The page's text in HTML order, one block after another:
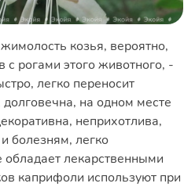
козья, вероятно,
с рогами этого животного, -
легко переносит
на одном месте
неприхотлива,
болезням, легко
лекарственными
каприфоли используют при